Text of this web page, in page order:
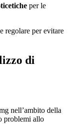
per le
regolare per evitare
di
nell’ambito della
problemi allo